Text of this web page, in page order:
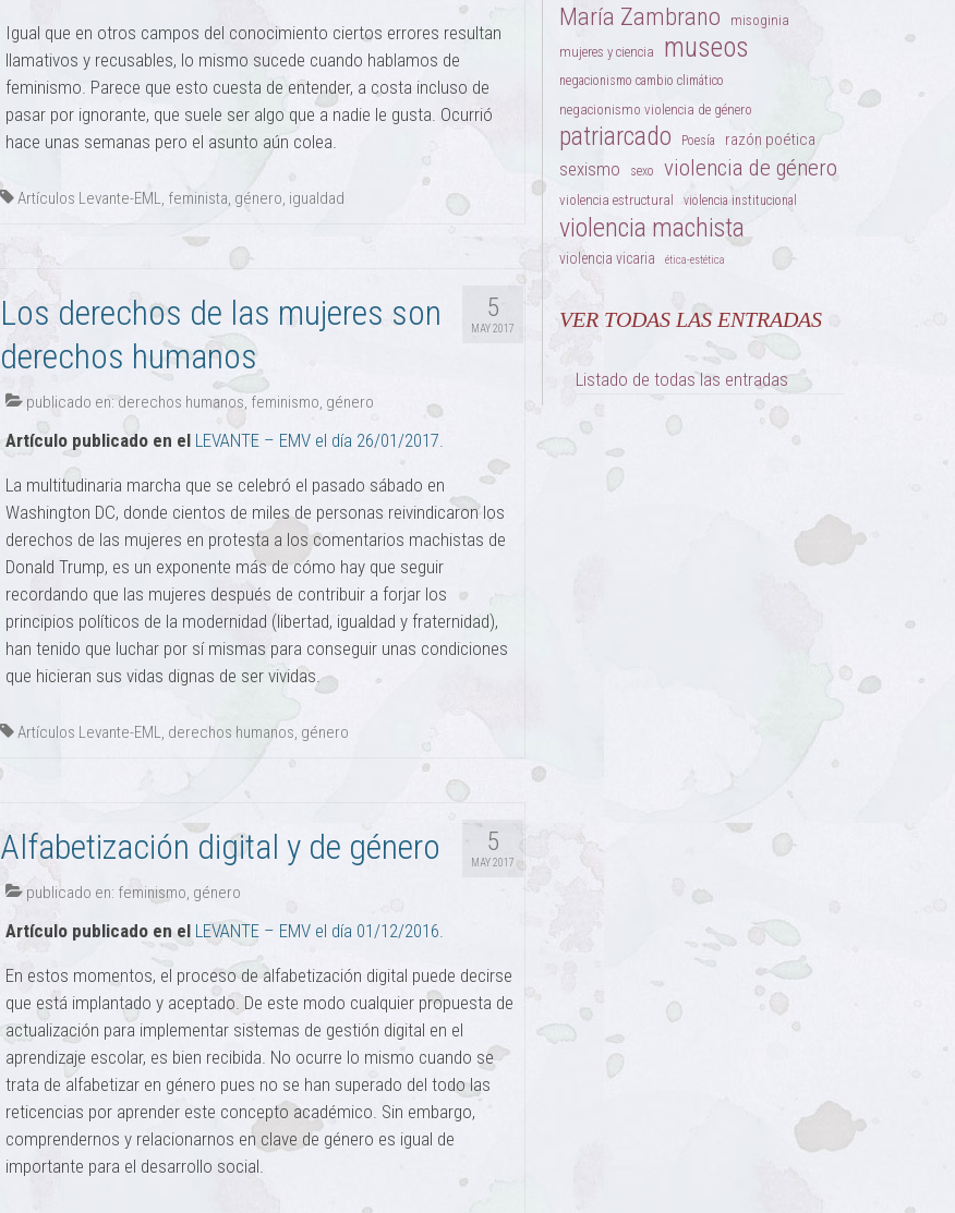
Igual que en otros campos del conocimiento ciertos errores resultan
llamativos y recusables, lo mismo sucede cuando hablamos de
feminismo. Parece que esto cuesta de entender, a costa incluso de
pasar por ignorante, que suele ser algo que a nadie le gusta. Ocurrió
hace unas semanas pero el asunto aún colea.
Artículos Levante-EML, feminista, género, igualdad
5
MAY 2017
Los derechos de las mujeres son
derechos humanos
publicado en:derechos humanos, feminismo, género
Artículo publicado en el LEVANTE – EMV el día 26/01/2017.
La multitudinaria marcha que se celebró el pasado sábado en
Washington DC, donde cientos de miles de personas reivindicaron los
derechos de las mujeres en protesta a los comentarios machistas de
Donald Trump, es un exponente más de cómo hay que seguir
recordando que las mujeres después de contribuir a forjar los
principios políticos de la modernidad (libertad, igualdad y fraternidad),
han tenido que luchar por sí mismas para conseguir unas condiciones
que hicieran sus vidas dignas de ser vividas.
Artículos Levante-EML, derechos humanos, género
5
MAY 2017
Alfabetización digital y de género
publicado en: feminismo, género
Artículo publicado en el LEVANTE – EMV el día 01/12/2016.
En estos momentos, el proceso de alfabetización digital puede decirse
que está implantado y aceptado. De este modo cualquier propuesta de
actualización para implementar sistemas de gestión digital en el
aprendizaje escolar, es bien recibida. No ocurre lo mismo cuando se
trata de alfabetizar en género pues no se han superado del todo las
reticencias por aprender este concepto académico. Sin embargo,
comprendernos y relacionarnos en clave de género es igual de
importante para el desarrollo social.
María Zambrano
misoginia
mujeres y ciencia
museos
negacionismo cambio climático
negacionismo violencia de género
patriarcado Poesía razón poética
sexismo sexo violencia de género
violencia estructural violencia institucional
violencia machista
violencia vicaria ética-estética
VER TODAS LAS ENTRADAS
Listado de todas las entradas